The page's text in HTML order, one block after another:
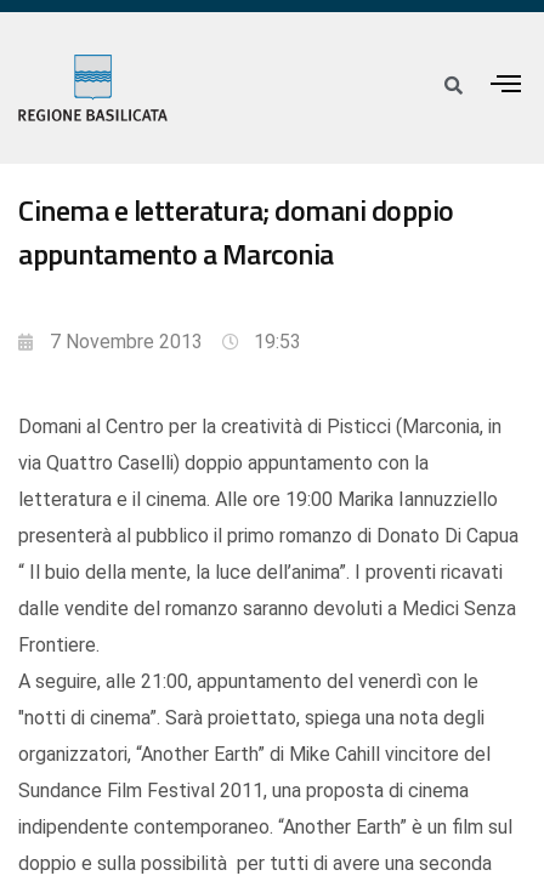
Cinema e letteratura; domani doppio
appuntamento a Marconia
7 Novembre 2013 19:53
Domani al Centro per la creatività di Pisticci (Marconia, in
via Quattro Caselli) doppio appuntamento con la
letteratura e il cinema. Alle ore 19:00 Marika Iannuzziello
presenterà al pubblico il primo romanzo di Donato Di Capua
“ Il buio della mente, la luce dell’anima”. I proventi ricavati
dalle vendite del romanzo saranno devoluti a Medici Senza
Frontiere.
A seguire, alle 21:00, appuntamento del venerdì con le
"notti di cinema”. Sarà proiettato, spiega una nota degli
organizzatori, “Another Earth” di Mike Cahill vincitore del
Sundance Film Festival 2011, una proposta di cinema
indipendente contemporaneo. “Another Earth” è un film sul
doppio e sulla possibilità per tutti di avere una seconda